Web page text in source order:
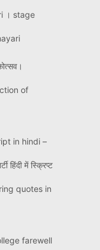
। stage
of
in hindi –
हिंदी में स्क्रिप्ट
quotes in
farewell